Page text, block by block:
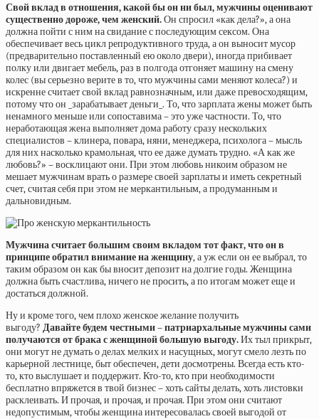
Свой вклад в отношения, какой бы он ни был, мужчины оценивают
существенно дороже, чем женский.Он спросил «как дела?», а она
должна пойти с ним на свидание с последующим сексом. Она
обеспечивает весь цикл репродуктивного труда, а он выносит мусор
(предварительно поставленный ею около двери), иногда прибивает
полку или двигает мебель, раз в полгода отгоняет машину на смену
колес (вы серьезно верите в то, что мужчины сами меняют колеса?) и
искренне считает свой вклад равнозначным, или даже превосходящим,
потому что он _зарабатывает деньги_. То, что зарплата жены может быть
ненамного меньше или сопоставима – это уже частности. То, что
неработающая жена выполняет дома работу сразу нескольких
специалистов – клинера, повара, няни, менеджера, психолога – мысль
для них насколько крамольная, что ее даже думать трудно. «А как же
любовь?» – восклицают они. При этом любовь никоим образом не
мешает мужчинам врать о размере своей зарплаты и иметь секретный
счет, считая себя при этом не меркантильным, а продуманным и
дальновидным.
Мужчина считает большим своим вкладом тот факт, что он в
принципе обратил внимание на женщину, а уж если он ее выбрал, то
таким образом он как бы вносит депозит на долгие годы. Женщина
должна быть счастлива, ничего не просить, а по итогам может еще и
достаться должной.
Ну и кроме того, чем плохо женское желание получить
выгоду? Давайте будем честными – патриархальные мужчины сами
получаются от брака с женщиной большую выгоду.Их тыл прикрыт,
они могут не думать о делах мелких и насущных, могут смело лезть по
карьерной лестнице, быт обеспечен, дети досмотрены. Всегда есть кто-
то, кто выслушает и поддержит. Кто-то, кто при необходимости
бесплатно впряжется в твой бизнес – хоть сайты делать, хоть листовки
расклеивать. И прочая, и прочая, и прочая. При этом они считают
недопустимым, чтобы женщина интересовалась своей выгодой от